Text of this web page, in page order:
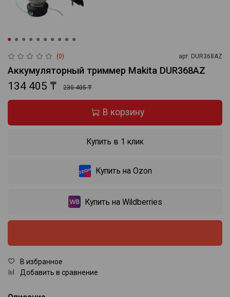
(0) арт. DUR368AZ
Аккумуляторный триммер Makita DUR368AZ
134 405 ₸ 230 405 ₸
В корзину
Купить в 1 клик
Купить на Ozon
Купить на Wildberries
В избранное
Добавить в сравнение